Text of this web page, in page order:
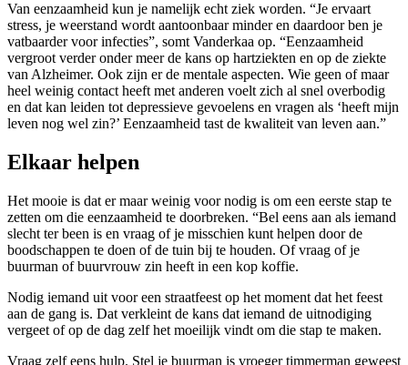
Van eenzaamheid kun je namelijk echt ziek worden. “Je ervaart
stress, je weerstand wordt aantoonbaar minder en daardoor ben je
vatbaarder voor infecties”, somt Vanderkaa op. “Eenzaamheid
vergroot verder onder meer de kans op hartziekten en op de ziekte
van Alzheimer. Ook zijn er de mentale aspecten. Wie geen of maar
heel weinig contact heeft met anderen voelt zich al snel overbodig
en dat kan leiden tot depressieve gevoelens en vragen als ‘heeft mijn
leven nog wel zin?’ Eenzaamheid tast de kwaliteit van leven aan.”
Elkaar helpen
Het mooie is dat er maar weinig voor nodig is om een eerste stap te
zetten om die eenzaamheid te doorbreken. “Bel eens aan als iemand
slecht ter been is en vraag of je misschien kunt helpen door de
boodschappen te doen of de tuin bij te houden. Of vraag of je
buurman of buurvrouw zin heeft in een kop koffie.
Nodig iemand uit voor een straatfeest op het moment dat het feest
aan de gang is. Dat verkleint de kans dat iemand de uitnodiging
vergeet of op de dag zelf het moeilijk vindt om die stap te maken.
Vraag zelf eens hulp. Stel je buurman is vroeger timmerman geweest